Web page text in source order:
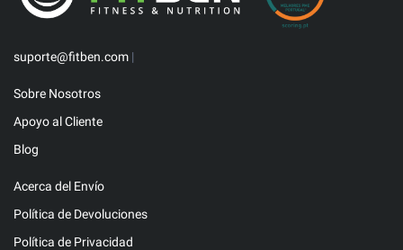
suporte@fitben.com |
Sobre Nosotros
Apoyo al Cliente
Blog
Acerca del Envío
Política de Devoluciones
Política de Privacidad